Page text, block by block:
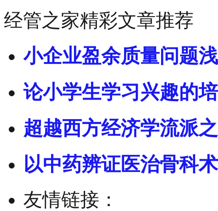
经管之家精彩文章推荐
小企业盈余质量问题
论小学生学习兴趣的
超越西方经济学流派
以中药辨证医治骨科
友情链接：